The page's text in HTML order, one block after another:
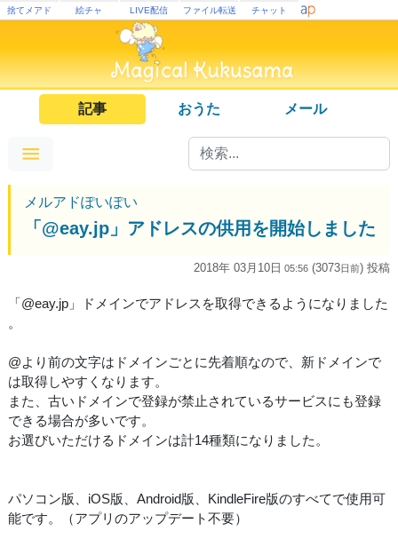
捨てメアド 絵チャ LIVE配信 ファイル転送 チャット
記事 おうた メール
メルアドぽいぽい
「@eay.jp」アドレスの供用を開始しました
2018年 03月10日 05:56 (3073日前) 投稿
「@eay.jp」ドメインでアドレスを取得できるようになりました
。
@より前の文字はドメインごとに先着順なので、新ドメインで
は取得しやすくなります。
また、古いドメインで登録が禁止されているサービスにも登録
できる場合が多いです。
お選びいただけるドメインは計14種類になりました。
パソコン版、iOS版、Android版、KindleFire版のすべてで使用可
能です。（アプリのアップデート不要）